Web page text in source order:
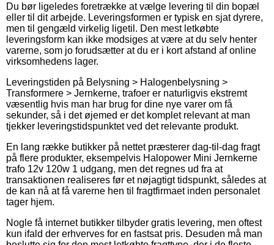
Du bør ligeledes foretrække at vælge levering til din bopæl
eller til dit arbejde. Leveringsformen er typisk en sjat dyrere,
men til gengæld virkelig ligetil. Den mest letkøbte
leveringsform kan ikke modsiges at være at du selv henter
varerne, som jo forudsætter at du er i kort afstand af online
virksomhedens lager.
Leveringstiden på Belysning > Halogenbelysning >
Transformere > Jernkerne, trafoer er naturligvis ekstremt
væsentlig hvis man har brug for dine nye varer om få
sekunder, så i det øjemed er det komplet relevant at man
tjekker leveringstidspunktet ved det relevante produkt.
En lang række butikker på nettet præsterer dag-til-dag fragt
på flere produkter, eksempelvis Halopower Mini Jernkerne
trafo 12v 120w 1 udgang, men det regnes ud fra at
transaktionen realiseres før et nøjagtigt tidspunkt, således at
de kan nå at få varerne hen til fragtfirmaet inden personalet
tager hjem.
Nogle få internet butikker tilbyder gratis levering, men oftest
kun ifald der erhverves for en fastsat pris. Desuden må man